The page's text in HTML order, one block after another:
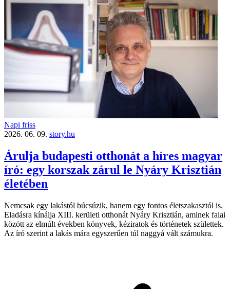
Napi friss
2026. 06. 09. story.hu
Árulja budapesti otthonát a híres magyar
író: egy korszak zárul le Nyáry Krisztián
életében
Nemcsak egy lakástól búcsúzik, hanem egy fontos életszakasztól is.
Eladásra kínálja XIII. kerületi otthonát Nyáry Krisztián, aminek falai
között az elmúlt években könyvek, kéziratok és történetek születtek.
Az író szerint a lakás mára egyszerűen túl naggyá vált számukra.